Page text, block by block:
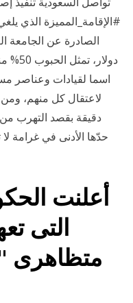
#الإقامة_المميزة الذي
اسما لقيادات وعناصر
دقيقة بقصد التهرب
أعلنت
التى